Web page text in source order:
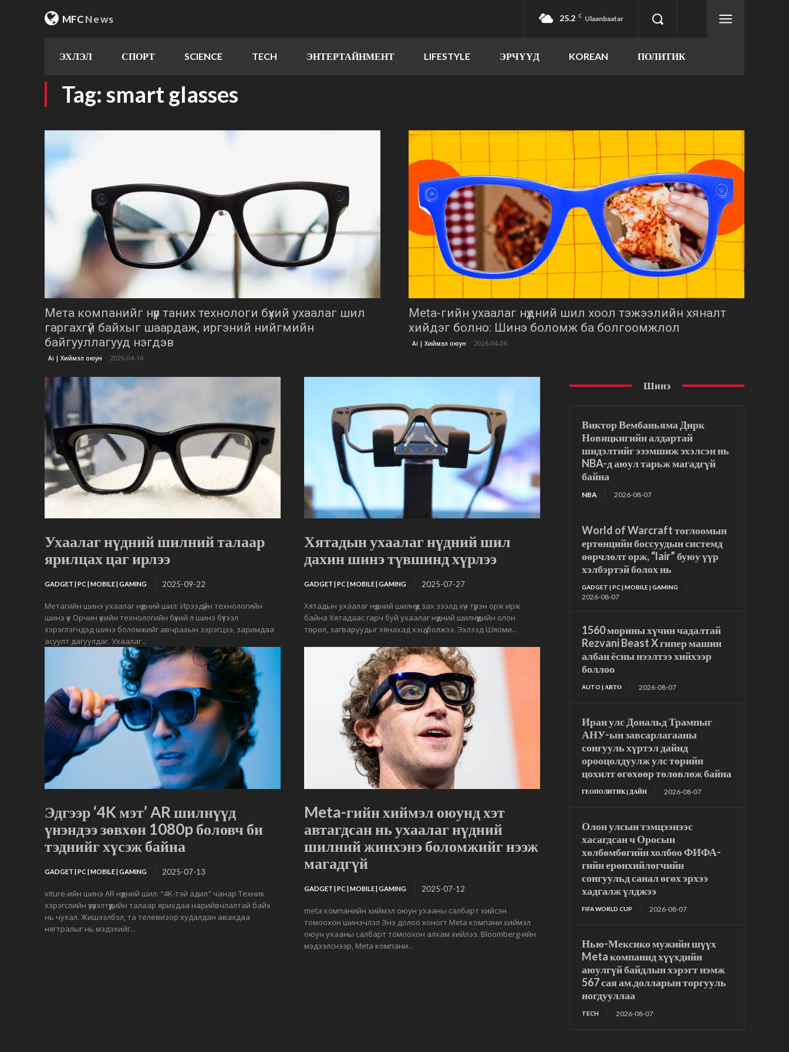
MFCNews 25.2 C Ulaanbaatar
ЭХЛЭЛ СПОРТ SCIENCE TECH ЭНТЕРТАЙНМЕНТ LIFESTYLE ЭРЧҮҮД KOREAN ПОЛИТИК
Tag:smart glasses
Мета компанийг нүүр таних технологи бүхий ухаалаг шил
гаргахгүй байхыг шаардаж, иргэний нийгмийн
байгууллагууд нэгдэв
Ai | Хиймэл оюун 2026-04-14
Meta-гийн ухаалаг нүдний шил хоол тэжээлийн хяналт
хийдэг болно: Шинэ боломж ба болгоомжлол
Ai | Хиймэл оюун 2026-04-06
Ухаалаг нүдний шилний талаар
ярилцах цаг ирлээ
GADGET | PC | MOBILE | GAMING 2025-09-22
Метагийн шинэ ухаалаг нүдний шил: Ирээдүйн технологийн
шинэ үе Орчин үеийн технологийн бүхий л шинэ бүтээл
хэрэглэгчдэд шинэ боломжийг авчрахын зэрэгцээ, заримдаа
асуулт дагуулдаг. Ухаалаг...
Хятадын ухаалаг нүдний шил
дахин шинэ түвшинд хүрлээ
GADGET | PC | MOBILE | GAMING 2025-07-27
Хятадын ухаалаг нүдний шилнүүд зах зээлд хүч түрэн орж ирж
байна Хятадаас гарч буй ухаалаг нүдний шилнүүдийн олон
төрөл, загваруудыг хянахад хэцүү болжээ. Эхлээд Шяоми...
Эдгээр ‘4K мэт’ AR шилнүүд
үнэндээ зөвхөн 1080p боловч би
тэднийг хүсэж байна
GADGET | PC | MOBILE | GAMING 2025-07-13
viture-ийн шинэ AR нүдний шил: "4K-тэй адил" чанар Техник
хэрэгслийн үзүүлэлтүүдийн талаар ярихдаа нарийвчлалтай байх
нь чухал. Жишээлбэл, та телевизор худалдан авахдаа
нягтралыг нь мэдэхийг...
Meta-гийн хиймэл оюунд хэт
автагдсан нь ухаалаг нүдний
шилний жинхэнэ боломжийг нээж
магадгүй
GADGET | PC | MOBILE | GAMING 2025-07-12
meta компанийн хиймэл оюун ухааны салбарт хийсэн
томоохон шинэчлэл Энэ долоо хоногт Meta компани хиймэл
оюун ухааны салбарт томоохон алхам хийлээ. Bloomberg-ийн
мэдээлснээр, Meta компани...
Шинэ
Виктор Вембаньяма Дирк
Новицкигийн алдартай
шидэлтийг эзэмшиж эхэлсэн нь
NBA-д аюул тарьж магадгүй
байна
NBA 2026-08-07
World of Warcraft тоглоомын
ертөнцийн боссуудын системд
өөрчлөлт орж, “lair” буюу үүр
хэлбэртэй болох нь
GADGET | PC | MOBILE | GAMING
2026-08-07
1560 морины хүчин чадалтай
Rezvani Beast X гипер машин
албан ёсны нээлтээ хийхээр
боллоо
AUTO | АВТО 2026-08-07
Иран улс Дональд Трампыг
АНУ-ын завсарлагааны
сонгууль хүртэл дайнд
орооцолдуулж улс төрийн
цохилт өгөхөөр төлөвлөж байна
ГЕОПОЛИТИК | ДАЙН 2026-08-07
Олон улсын тэмцээнээс
хасагдсан ч Оросын
хөлбөмбөгийн холбоо ФИФА-
гийн ерөнхийлөгчийн
сонгуульд санал өгөх эрхээ
хадгалж үлджээ
FIFA WORLD CUP 2026-08-07
Нью-Мексико мужийн шүүх
Meta компанид хүүхдийн
аюулгүй байдлын хэрэгт нэмж
567 сая ам.долларын торгууль
ногдууллаа
TECH 2026-08-07